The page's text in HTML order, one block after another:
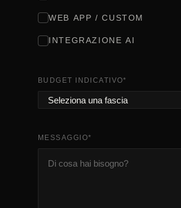
WEB APP / CUSTOM
INTEGRAZIONE AI
BUDGET INDICATIVO*
MESSAGGIO*